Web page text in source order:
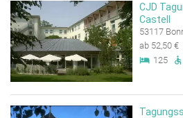
CJD
Castell
53117
ab 52,50 €
125